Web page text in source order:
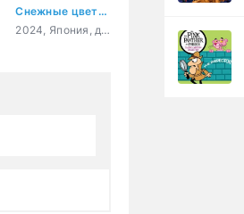
Снежные цветы: Семена надежды
2024, Япония, драма, история